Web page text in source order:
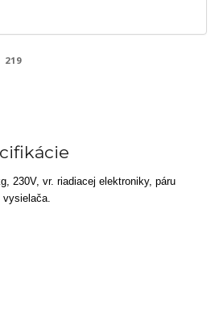
219
230V, vr. riadiacej elektroniky, páru
vysielača.